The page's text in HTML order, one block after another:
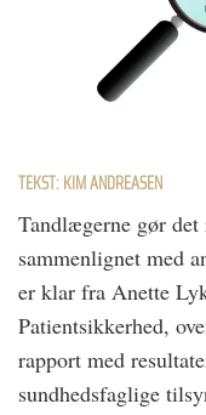
TEKST: KIM ANDREASEN
Tandlægerne gør
sammenlignet med
er klar fra Anette
Patientsikkerhed,
rapport med
sundhedsfaglige